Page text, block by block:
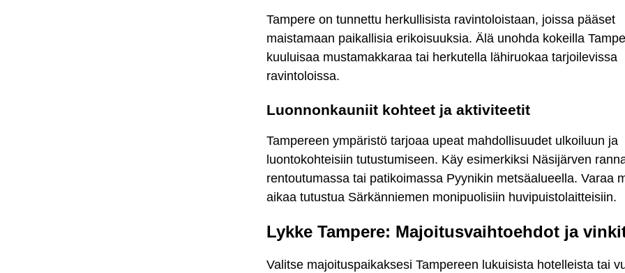
Tampere on tunnettu herkullisista ravintoloistaan, joissa pääset
maistamaan paikallisia erikoisuuksia. Älä unohda kokeilla
kuuluisaa mustamakkaraa tai herkutella lähiruokaa tarjoilevissa
ravintoloissa.
Luonnonkauniit kohteet ja aktiviteetit
Tampereen ympäristö tarjoaa upeat mahdollisuudet ulkoiluun ja
luontokohteisiin tutustumiseen. Käy esimerkiksi Näsijärven
rentoutumassa tai patikoimassa Pyynikin metsäalueella. Varaa
aikaa tutustua Särkänniemen monipuolisiin huvipuistolaitteisiin.
Lykke Tampere: Majoitusvaihtoehdot ja
Valitse majoituspaikaksesi Tampereen lukuisista hotelleista tai